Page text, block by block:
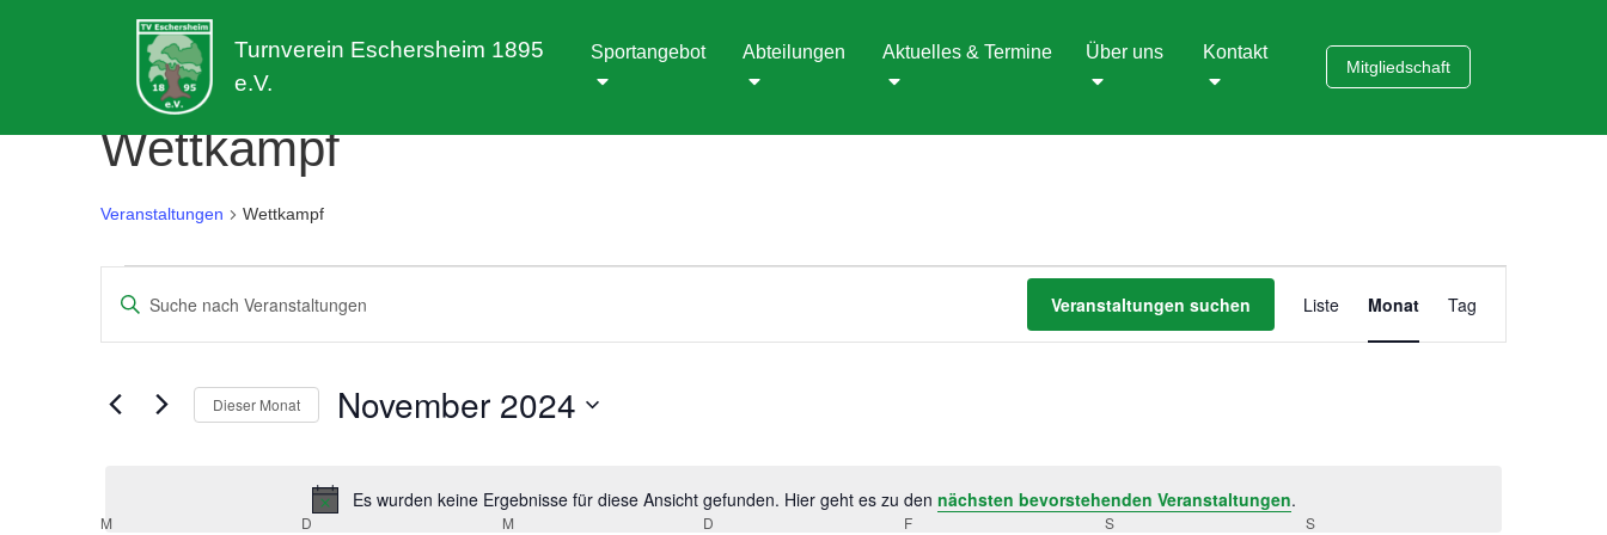
Turnverein Eschersheim 1895
e.V.
Sportangebot Abteilungen Aktuelles & Termine Über uns Kontakt
Mitgliedschaft
Wettkampf
Veranstaltungen Wettkampf
Veranstaltungen
Hinweis
Es wurden keine Ergebnisse für diese Ansicht gefunden. Hier geht es zu den nächsten bevorstehenden Veranstaltungen.
Veranstaltungen
Suche
Ansichten,
Bitte
nach
Veranstaltungen suchen
Ansichten-
Liste Monat Tag
Dieser Monat November 2024
M D M D F S S